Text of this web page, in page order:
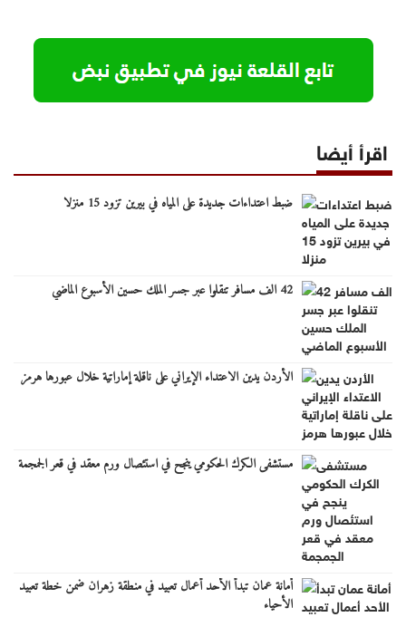
اقرأ أيضا
ضبط اعتداءات جديدة على المياه في بيرين تزود 15 منزلا
42 الف مسافر تنقلوا عبر جسر الملك حسين الأسبوع الماضي
الأردن يدين الاعتداء الإيراني على ناقلة إماراتية خلال عبورها هرمز
مستشفى الكرك الحكومي ينجح في استئصال ورم معقد في قعر الجمجمة
أمانة عمان تبدأ الأحد أعمال تعبيد في منطقة زهران ضمن خطة تعبيد
الأحياء